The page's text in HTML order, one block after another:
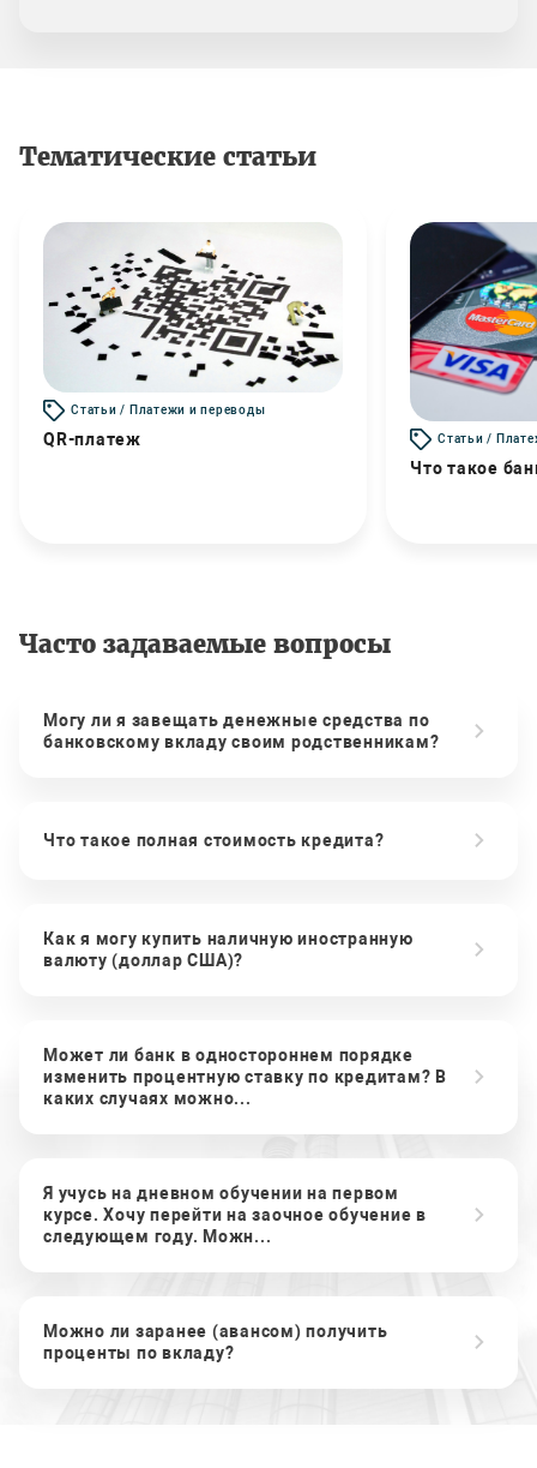
Тематические статьи
Статьи / Платежи и переводы
QR-платеж Статьи /
Что такое
Часто задаваемые вопросы
Могу ли я завещать денежные средства по
банковскому вкладу своим родственникам?
Что такое полная стоимость кредита?
Как я могу купить наличную иностранную
валюту (доллар США)?
Может ли банк в одностороннем порядке
изменить процентную ставку по кредитам? В
каких случаях можно...
Я учусь на дневном обучении на первом
курсе. Хочу перейти на заочное обучение в
следующем году. Можн...
Можно ли заранее (авансом) получить
проценты по вкладу?